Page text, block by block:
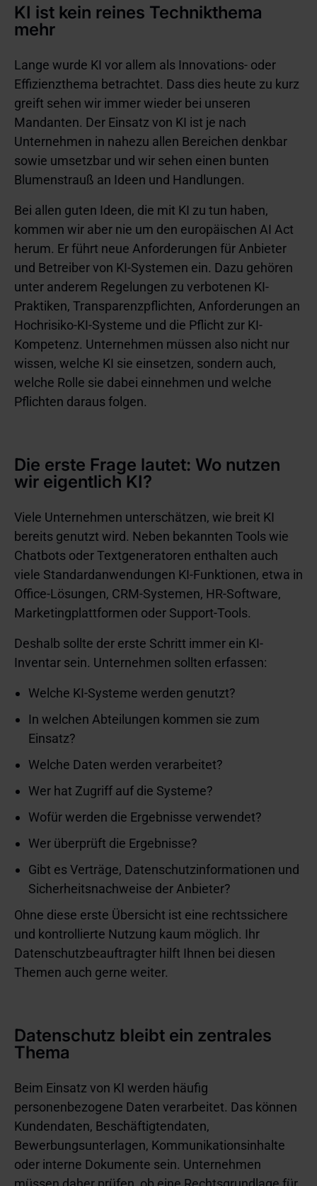
KI ist kein reines Technikthema
mehr
Lange wurde KI vor allem als Innovations- oder
Effizienzthema betrachtet. Dass dies heute zu kurz
greift sehen wir immer wieder bei unseren
Mandanten. Der Einsatz von KI ist je nach
Unternehmen in nahezu allen Bereichen denkbar
sowie umsetzbar und wir sehen einen bunten
Blumenstrauß an Ideen und Handlungen.
Bei allen guten Ideen, die mit KI zu tun haben,
kommen wir aber nie um den europäischen AI Act
herum. Er führt neue Anforderungen für Anbieter
und Betreiber von KI-Systemen ein. Dazu gehören
unter anderem Regelungen zu verbotenen KI-
Praktiken, Transparenzpflichten, Anforderungen an
Hochrisiko-KI-Systeme und die Pflicht zur KI-
Kompetenz. Unternehmen müssen also nicht nur
wissen, welche KI sie einsetzen, sondern auch,
welche Rolle sie dabei einnehmen und welche
Pflichten daraus folgen.
Die erste Frage lautet: Wo nutzen
wir eigentlich KI?
Viele Unternehmen unterschätzen, wie breit KI
bereits genutzt wird. Neben bekannten Tools wie
Chatbots oder Textgeneratoren enthalten auch
viele Standardanwendungen KI-Funktionen, etwa in
Office-Lösungen, CRM-Systemen, HR-Software,
Marketingplattformen oder Support-Tools.
Deshalb sollte der erste Schritt immer ein KI-
Inventar sein. Unternehmen sollten erfassen:
Welche KI-Systeme werden genutzt?
In welchen Abteilungen kommen sie zum
Einsatz?
Welche Daten werden verarbeitet?
Wer hat Zugriff auf die Systeme?
Wofür werden die Ergebnisse verwendet?
Wer überprüft die Ergebnisse?
Gibt es Verträge, Datenschutzinformationen und
Sicherheitsnachweise der Anbieter?
Ohne diese erste Übersicht ist eine rechtssichere
und kontrollierte Nutzung kaum möglich. Ihr
Datenschutzbeauftragter hilft Ihnen bei diesen
Themen auch gerne weiter.
Datenschutz bleibt ein zentrales
Thema
Beim Einsatz von KI werden häufig
personenbezogene Daten verarbeitet. Das können
Kundendaten, Beschäftigtendaten,
Bewerbungsunterlagen, Kommunikationsinhalte
oder interne Dokumente sein. Unternehmen